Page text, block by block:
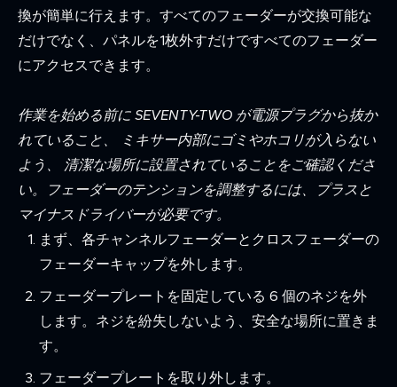
換が簡単に行えます。すべてのフェーダーが交換可能な
だけでなく、パネルを1枚外すだけですべてのフェーダー
にアクセスできます。
作業を始める前に SEVENTY-TWO が電源プラグから抜か
れていること、 ミキサー内部にゴミやホコリが入らない
よう、 清潔な場所に設置されていることをご確認くださ
い。フェーダーのテンションを調整するには、プラスと
マイナスドライバーが必要です。
まず、各チャンネルフェーダーとクロスフェーダーの
フェーダーキャップを外します。
フェーダープレートを固定している 6 個のネジを外
します。ネジを紛失しないよう、安全な場所に置きま
す。
フェーダープレートを取り外します。